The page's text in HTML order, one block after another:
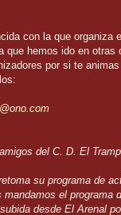
con la que organiza
que hemos ido en
por si te
del C. D. El
su programa de
el programa
desde El Arenal